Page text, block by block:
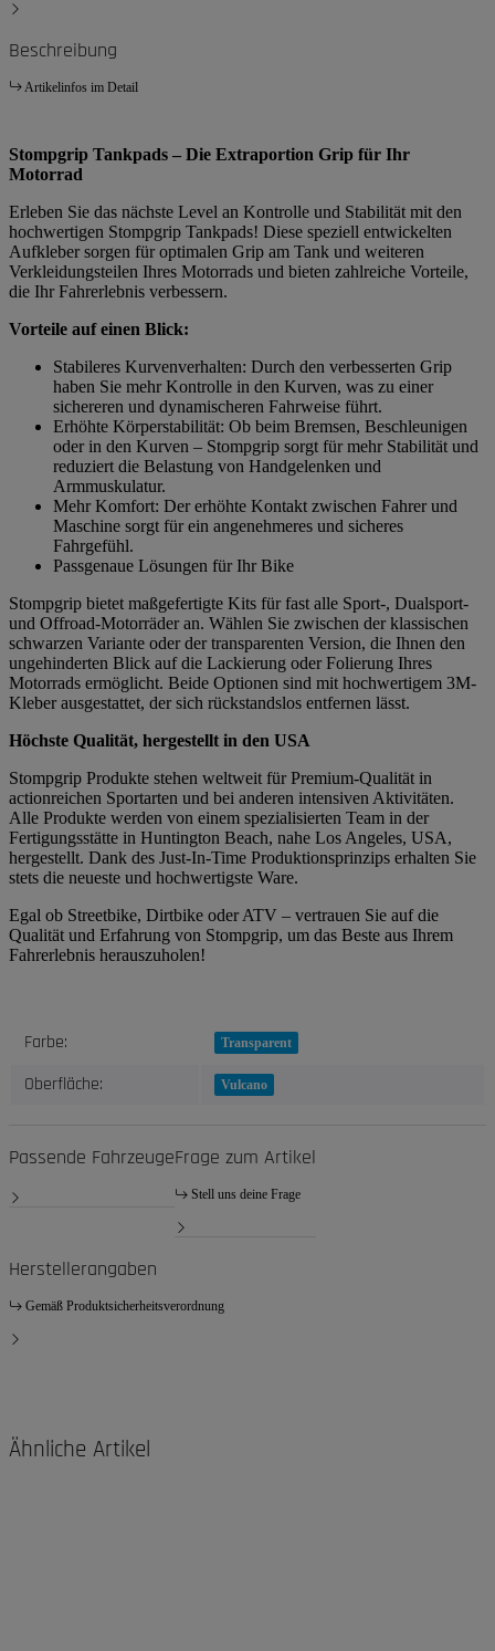
Beschreibung
Artikelinfos im Detail
Stompgrip Tankpads – Die Extraportion Grip für Ihr
Motorrad
Erleben Sie das nächste Level an Kontrolle und Stabilität mit den
hochwertigen Stompgrip Tankpads! Diese speziell entwickelten
Aufkleber sorgen für optimalen Grip am Tank und weiteren
Verkleidungsteilen Ihres Motorrads und bieten zahlreiche Vorteile,
die Ihr Fahrerlebnis verbessern.
Vorteile auf einen Blick:
Stabileres Kurvenverhalten: Durch den verbesserten Grip
haben Sie mehr Kontrolle in den Kurven, was zu einer
sichereren und dynamischeren Fahrweise führt.
Erhöhte Körperstabilität: Ob beim Bremsen, Beschleunigen
oder in den Kurven – Stompgrip sorgt für mehr Stabilität und
reduziert die Belastung von Handgelenken und
Armmuskulatur.
Mehr Komfort: Der erhöhte Kontakt zwischen Fahrer und
Maschine sorgt für ein angenehmeres und sicheres
Fahrgefühl.
Passgenaue Lösungen für Ihr Bike
Stompgrip bietet maßgefertigte Kits für fast alle Sport-, Dualsport-
und Offroad-Motorräder an. Wählen Sie zwischen der klassischen
schwarzen Variante oder der transparenten Version, die Ihnen den
ungehinderten Blick auf die Lackierung oder Folierung Ihres
Motorrads ermöglicht. Beide Optionen sind mit hochwertigem 3M-
Kleber ausgestattet, der sich rückstandslos entfernen lässt.
Höchste Qualität, hergestellt in den USA
Stompgrip Produkte stehen weltweit für Premium-Qualität in
actionreichen Sportarten und bei anderen intensiven Aktivitäten.
Alle Produkte werden von einem spezialisierten Team in der
Fertigungsstätte in Huntington Beach, nahe Los Angeles, USA,
hergestellt. Dank des Just-In-Time Produktionsprinzips erhalten Sie
stets die neueste und hochwertigste Ware.
Egal ob Streetbike, Dirtbike oder ATV – vertrauen Sie auf die
Qualität und Erfahrung von Stompgrip, um das Beste aus Ihrem
Fahrerlebnis herauszuholen!
Produkteigenschaft
Wert
Farbe: Transparent
Oberfläche: Vulcano
Passende FahrzeugeFrage zum Artikel
Stell uns deine Frage
Herstellerangaben
Gemäß Produktsicherheitsverordnung
Ähnliche Artikel